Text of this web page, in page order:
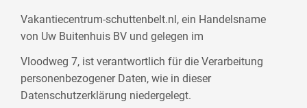
Vakantiecentrum-schuttenbelt.nl, ein Handelsname
von Uw Buitenhuis BV und gelegen im
Vloodweg 7, ist verantwortlich für die Verarbeitung
personenbezogener Daten, wie in dieser
Datenschutzerklärung niedergelegt.